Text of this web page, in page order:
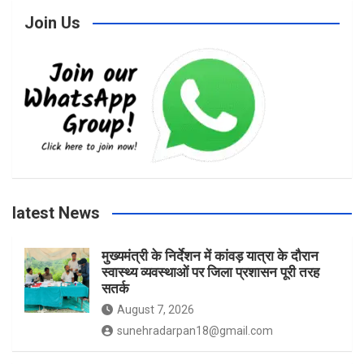
e
b
o
k
g
a
m
t
e b
Join Us
latest News
मुख्यमंत्री के निर्देशन में कांवड़ यात्रा के दौरान
स्वास्थ्य व्यवस्थाओं पर जिला प्रशासन पूरी तरह
सतर्क
August 7, 2026
sunehradarpan18@gmail.com